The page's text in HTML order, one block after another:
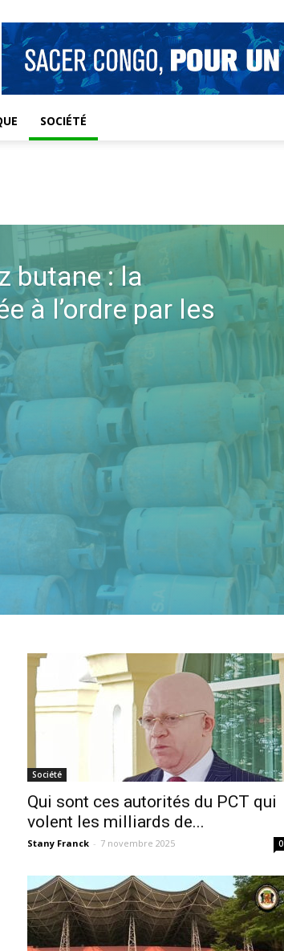
SOCIÉTÉ
butane : la
à l’ordre par les
Société
Qui sont ces autorités du PCT qui
volent les milliards de...
Stany Franck - 7 novembre 2025 0